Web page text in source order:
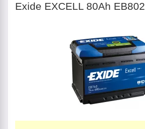
Exide EXCELL 80Ah EB802